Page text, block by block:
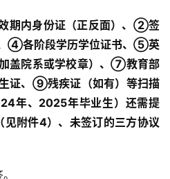
期内身份证（正反面）、②签
④各阶段学历学位证书、 ⑤英
盖院系或学校章）、⑦教育部
证、 ⑨残疾证（如有）等扫描
24年、2025年毕业生）还需提
见附件4）、未签订的三方协议